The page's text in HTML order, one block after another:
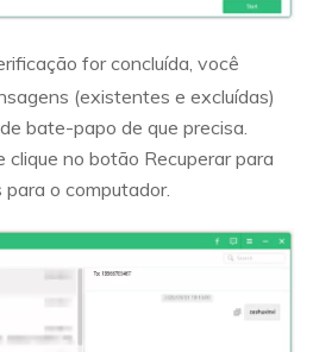
for concluída, você
(existentes e excluídas)
bate-papo de que precisa.
clique no botão Recuperar para
o computador.